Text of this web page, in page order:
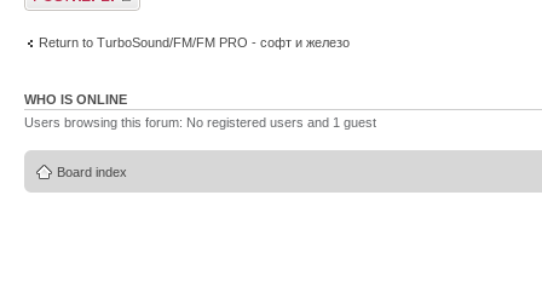
Return to TurboSound/FM/FM PRO - софт и железо
WHO IS ONLINE
Users browsing this forum: No registered users and 1 guest
Board index